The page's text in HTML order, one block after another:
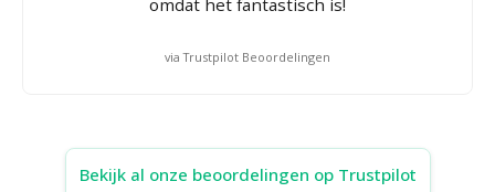
via Trustpilot Beoordelingen
Bekijk al onze beoordelingen op Trustpilot